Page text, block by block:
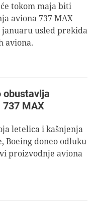
tokom maja biti
aviona 737 MAX
usled prekida
aviona.
obustavlja
737 MAX
letelica i kašnjenja
Boeing doneo odluku
proizvodnje aviona